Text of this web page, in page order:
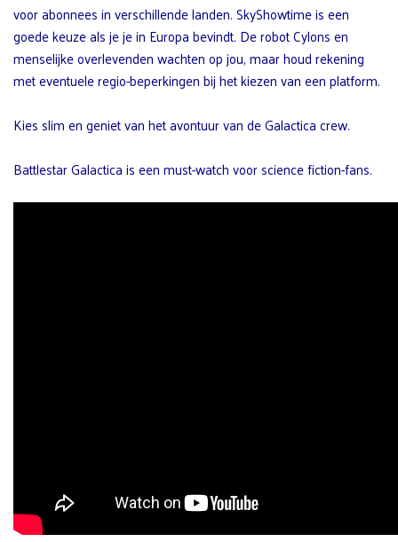
voor abonnees in verschillende landen. SkyShowtime is een
goede keuze als je je in Europa bevindt. De robot Cylons en
menselijke overlevenden wachten op jou, maar houd rekening
met eventuele regio-beperkingen bij het kiezen van een platform.
Kies slim en geniet van het avontuur van de Galactica crew.
Battlestar Galactica is een must-watch voor science fiction-fans.